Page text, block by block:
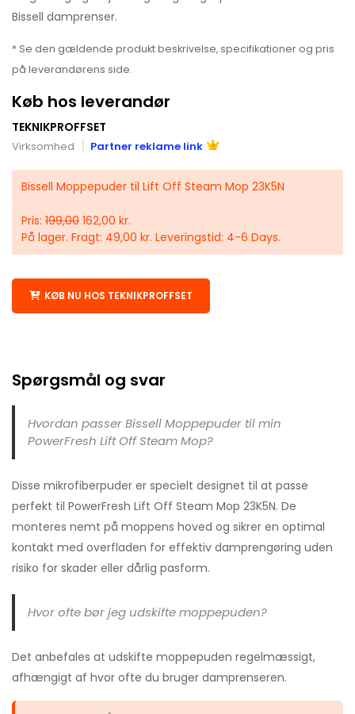
Bissell damprenser.
* Se den gældende produkt beskrivelse, specifikationer og pris
på leverandørens side.
Køb hos leverandør
TEKNIKPROFFSET
Virksomhed Partner reklame link
Bissell Moppepuder til Lift Off Steam Mop 23K5N
Pris: 199,00 162,00 kr.
På lager. Fragt: 49,00 kr. Leveringstid: 4-6 Days.
KØB NU HOS TEKNIKPROFFSET
Spørgsmål og svar
Hvordan passer Bissell Moppepuder til min
PowerFresh Lift Off Steam Mop?
Disse mikrofiberpuder er specielt designet til at passe
perfekt til PowerFresh Lift Off Steam Mop 23K5N. De
monteres nemt på moppens hoved og sikrer en optimal
kontakt med overfladen for effektiv damprengøring uden
risiko for skader eller dårlig pasform.
Hvor ofte bør jeg udskifte moppepuden?
Det anbefales at udskifte moppepuden regelmæssigt,
afhængigt af hvor ofte du bruger damprenseren.